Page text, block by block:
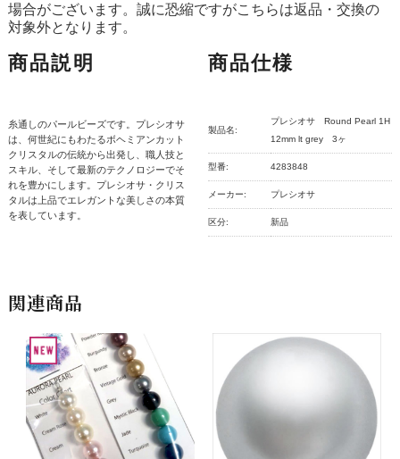
場合がございます。誠に恐縮ですがこちらは返品・交換の
対象外となります。
商品説明
糸通しのパールビーズです。プレシオサ
は、何世紀にもわたるボヘミアンカット
クリスタルの伝統から出発し、職人技と
スキル、そして最新のテクノロジーでそ
れを豊かにします。プレシオサ・クリス
タルは上品でエレガントな美しさの本質
を表しています。
商品仕様
製品名:
プレシオサ Round Pearl 1H
12mm lt grey 3ヶ
型番: 4283848
メーカー: プレシオサ
区分: 新品
関連商品